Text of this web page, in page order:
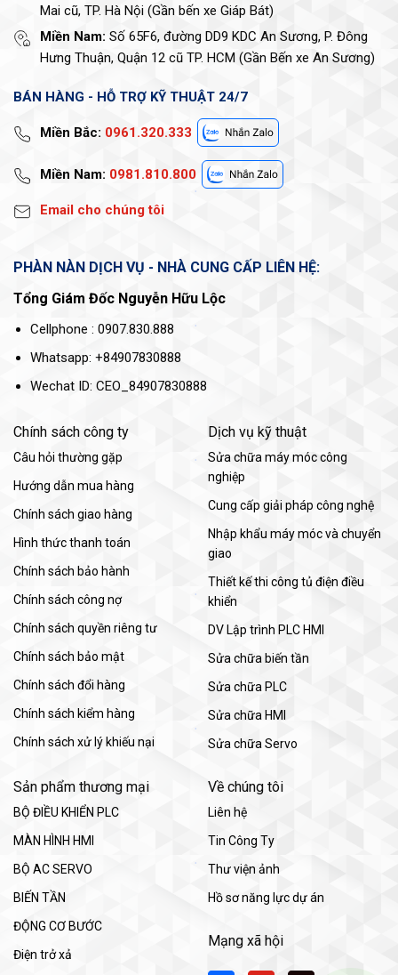
Mai cũ, TP. Hà Nội (Gần bến xe Giáp Bát)
Miền Nam: Số 65F6, đường DD9 KDC An Sương, P. Đông
Hưng Thuận, Quận 12 cũ TP. HCM (Gần Bến xe An Sương)
BÁN HÀNG - HỖ TRỢ KỸ THUẬT 24/7
Miền Bắc: 0961.320.333
Miền Nam: 0981.810.800
Email cho chúng tôi
PHÀN NÀN DỊCH VỤ - NHÀ CUNG CẤP LIÊN HỆ:
Tổng Giám Đốc Nguyễn Hữu Lộc
Cellphone : 0907.830.888
Whatsapp: +84907830888
Wechat ID: CEO_84907830888
Chính sách công ty
Câu hỏi thường gặp
Hướng dẫn mua hàng
Chính sách giao hàng
Hình thức thanh toán
Chính sách bảo hành
Chính sách công nợ
Chính sách quyền riêng tư
Chính sách bảo mật
Chính sách đổi hàng
Chính sách kiểm hàng
Chính sách xử lý khiếu nại
Dịch vụ kỹ thuật
Sửa chữa máy móc công
nghiệp
Cung cấp giải pháp công nghệ
Nhập khẩu máy móc và chuyển
giao
Thiết kế thi công tủ điện điều
khiển
DV Lập trình PLC HMI
Sửa chữa biến tần
Sửa chữa PLC
Sửa chữa HMI
Sửa chữa Servo
Sản phẩm thương mại
BỘ ĐIỀU KHIỂN PLC
MÀN HÌNH HMI
BỘ AC SERVO
BIẾN TẦN
ĐỘNG CƠ BƯỚC
Điện trở xả
Về chúng tôi
Liên hệ
Tin Công Ty
Thư viện ảnh
Hồ sơ năng lực dự án
Mạng xã hội